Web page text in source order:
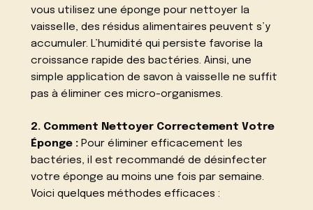
vous utilisez une éponge pour nettoyer la
vaisselle, des résidus alimentaires peuvent s’y
accumuler. L’humidité qui persiste favorise la
croissance rapide des bactéries. Ainsi, une
simple application de savon à vaisselle ne suffit
pas à éliminer ces micro-organismes.
2. Comment Nettoyer Correctement Votre
Éponge : Pour éliminer efficacement les
bactéries, il est recommandé de désinfecter
votre éponge au moins une fois par semaine.
Voici quelques méthodes efficaces :